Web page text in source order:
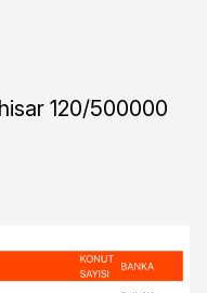
120/500000